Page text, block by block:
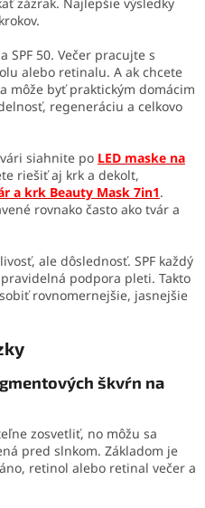
SPF 50. Večer pracujte s
alebo retinalu. A ak chcete
môže byť praktickým domácim
regeneráciu a celkovo
siahnite po LED maske na
riešiť aj krk a dekolt,
a krk Beauty Mask 7in1.
rovnako často ako tvár a
ale dôslednosť. SPF každý
podpora pleti. Takto
rovnomernejšie, jasnejšie
škvŕn na
zosvetliť, no môžu sa
pred slnkom. Základom je
retinol alebo retinal večer a